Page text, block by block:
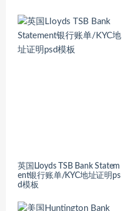
英国Lloyds TSB Bank Statem
ent银行账单/KYC地址证明ps
d模板